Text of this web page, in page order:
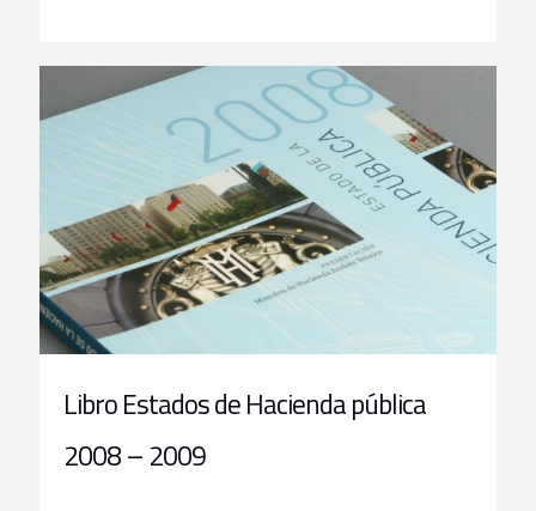
Libro Estados de Hacienda pública
2008 – 2009